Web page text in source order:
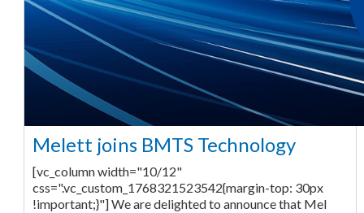
Melett joins BMTS Technology
[vc_column width="10/12"
css=".vc_custom_1768321523542{margin-top: 30px
!important;}"] We are delighted to announce that Mel